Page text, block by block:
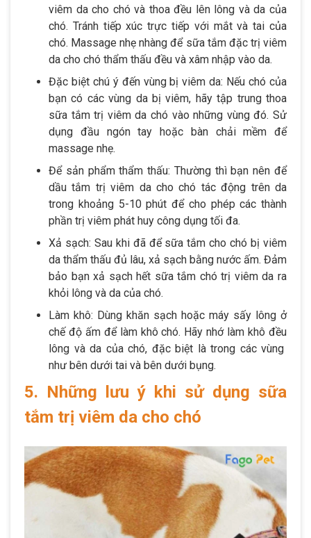
viêm da cho chó và thoa đều lên lông và da của
chó. Tránh tiếp xúc trực tiếp với mắt và tai của
chó. Massage nhẹ nhàng để sữa tắm đặc trị viêm
da cho chó thẩm thấu đều và xâm nhập vào da.
Đặc biệt chú ý đến vùng bị viêm da: Nếu chó của
bạn có các vùng da bị viêm, hãy tập trung thoa
sữa tắm trị viêm da chó vào những vùng đó. Sử
dụng đầu ngón tay hoặc bàn chải mềm để
massage nhẹ.
Để sản phẩm thẩm thấu: Thường thì bạn nên để
dầu tắm trị viêm da cho chó tác động trên da
trong khoảng 5-10 phút để cho phép các thành
phần trị viêm phát huy công dụng tối đa.
Xả sạch: Sau khi đã để sữa tắm cho chó bị viêm
da thẩm thấu đủ lâu, xả sạch bằng nước ấm. Đảm
bảo bạn xả sạch hết sữa tắm chó trị viêm da ra
khỏi lông và da của chó.
Làm khô: Dùng khăn sạch hoặc máy sấy lông ở
chế độ ấm để làm khô chó. Hãy nhớ làm khô đều
lông và da của chó, đặc biệt là trong các vùng
như bên dưới tai và bên dưới bụng.
5. Những lưu ý khi sử dụng sữa
tắm trị viêm da cho chó